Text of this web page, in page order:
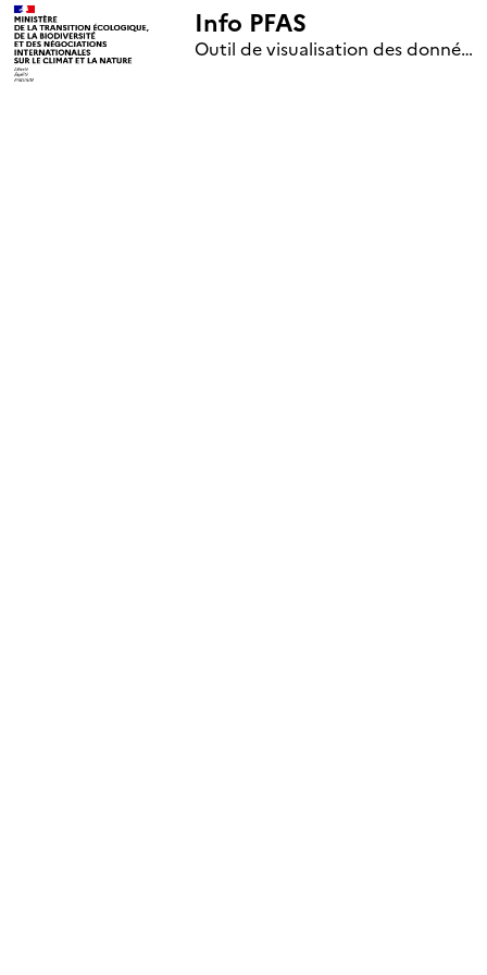
Info PFAS
Outil de visualisation des données nationales de surveillance des substances PFAS (mise à jour le 1er jour de chaque mois)
+
–